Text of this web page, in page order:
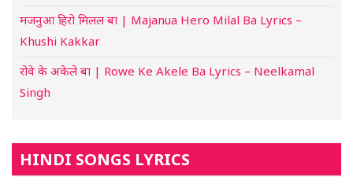
मजनुआ हिरो मिलल बा | Majanua Hero Milal Ba Lyrics –
Khushi Kakkar
रोवे के अकेले बा | Rowe Ke Akele Ba Lyrics – Neelkamal
Singh
HINDI SONGS LYRICS